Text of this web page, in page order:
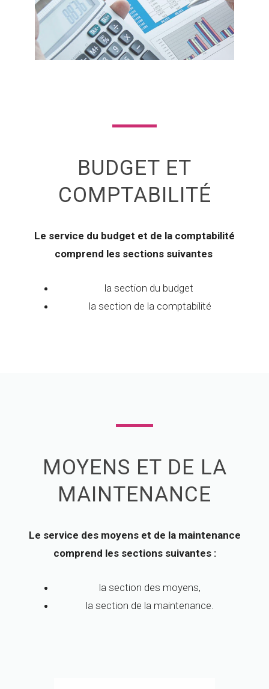
BUDGET ET
COMPTABILITÉ
Le service du budget et de la comptabilité
comprend les sections suivantes
la section du budget
la section de la comptabilité
MOYENS ET DE LA
MAINTENANCE
Le service des moyens et de la maintenance
comprend les sections suivantes :
la section des moyens,
la section de la maintenance.